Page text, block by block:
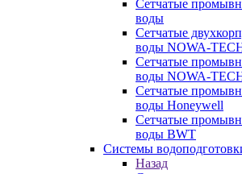
Сетчатые
воды
Сетчатые
воды NOWA-
Сетчатые
воды NOWA-
Сетчатые
воды Honeywell
Сетчатые
воды BWT
Системы
Назад